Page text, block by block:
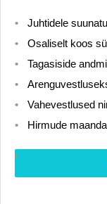
Juhtidele
Osaliselt koos
Tagasiside
Vahevestlused
Hirmude